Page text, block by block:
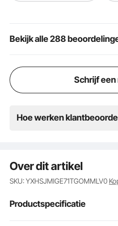
en gebruiksvriendelijker
omgeving de laskwaliteit
Bekijk alle 288
Schrijf
Hoe werken
Over dit artikel
SKU: YXHSJMIGE71TGOMMLV0
Productspecificatie